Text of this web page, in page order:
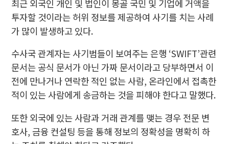
최근 외국인 개인 및 법인이 몽골 국민 및 기업에 거액을
투자할 것이라는 허위 정보를 제공하여 사기를 치는 사례
가 많이 발생하고 있다.
수사국 관계자는 사기범들이 보여주는 은행 ‘SWIFT’관련
문서는 공식 문서가 아닌 가짜 문서이라고 당부하면서 이
전에 만나거나 연락한 적인 없는 사람, 온라인에서 접촉한
적이 있는 사람에게 송금하는 것을 피해야 한다고 말했다.
또한 외국에 있는 사람과 거래 관계를 맺는 경우 전문 변
호사, 금융 컨설팅 등을 통해 정보의 정확성을 명확히 하